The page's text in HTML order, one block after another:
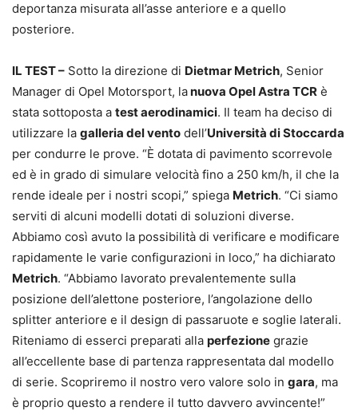
deportanza misurata all’asse anteriore e a quello
posteriore.
IL TEST – Sotto la direzione di Dietmar Metrich, Senior
Manager di Opel Motorsport, lanuova Opel Astra TCR è
stata sottoposta a test aerodinamici. Il team ha deciso di
utilizzare la galleria del vento dell’Università di Stoccarda
per condurre le prove. “È dotata di pavimento scorrevole
ed è in grado di simulare velocità fino a 250 km/h, il che la
rende ideale per i nostri scopi,” spiega Metrich. “Ci siamo
serviti di alcuni modelli dotati di soluzioni diverse.
Abbiamo così avuto la possibilità di verificare e modificare
rapidamente le varie configurazioni in loco,” ha dichiarato
Metrich. “Abbiamo lavorato prevalentemente sulla
posizione dell’alettone posteriore, l’angolazione dello
splitter anteriore e il design di passaruote e soglie laterali.
Riteniamo di esserci preparati alla perfezione grazie
all’eccellente base di partenza rappresentata dal modello
di serie. Scopriremo il nostro vero valore solo in gara, ma
è proprio questo a rendere il tutto davvero avvincente!”